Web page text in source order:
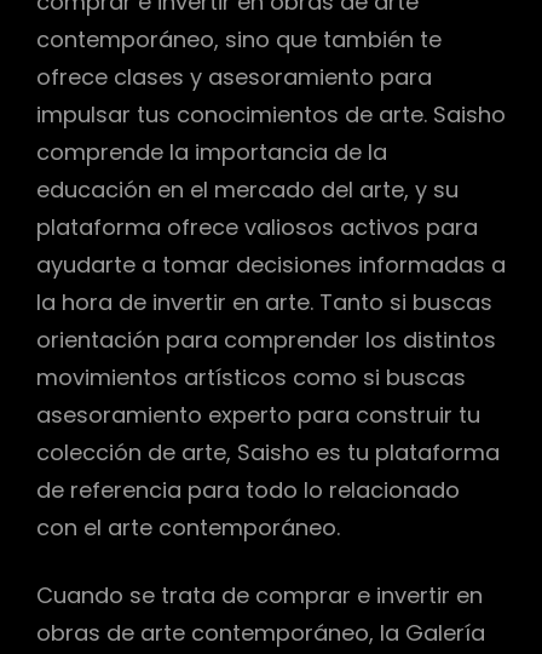
contemporáneo, sino que también te
ofrece clases y asesoramiento para
impulsar tus conocimientos de arte. Saisho
comprende la importancia de la
educación en el mercado del arte, y su
plataforma ofrece valiosos activos para
ayudarte a tomar decisiones informadas a
la hora de invertir en arte. Tanto si buscas
orientación para comprender los distintos
movimientos artísticos como si buscas
asesoramiento experto para construir tu
colección de arte, Saisho es tu plataforma
de referencia para todo lo relacionado
con el arte contemporáneo.
Cuando se trata de comprar e invertir en
obras de arte contemporáneo, la Galería